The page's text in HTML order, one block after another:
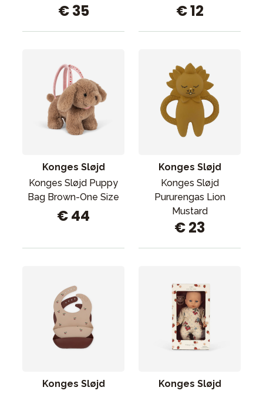
€ 35 € 12
Konges Sløjd
Konges Sløjd Puppy
Bag Brown-One Size
€ 44
Konges Sløjd
Konges Sløjd
Pururengas Lion
Mustard
€ 23
Konges Sløjd Konges Sløjd